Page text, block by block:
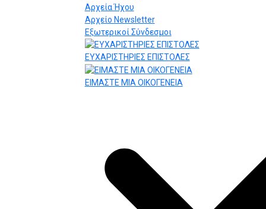
Αρχεία Ήχου
Αρχείο Newsletter
Εξωτερικοί Σύνδεσμοι
ΕΥΧΑΡΙΣΤΗΡΙΕΣ ΕΠΙΣΤΟΛΕΣ
ΕΙΜΑΣΤΕ ΜΙΑ ΟΙΚΟΓΕΝΕΙΑ